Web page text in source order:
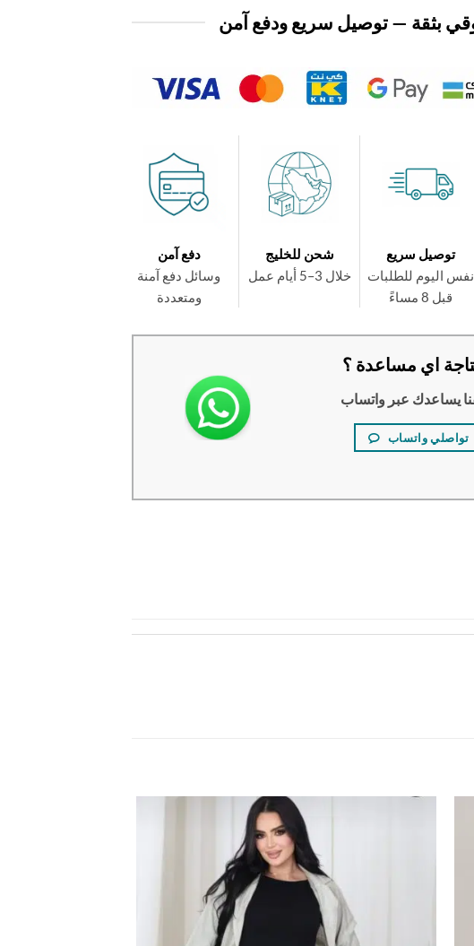
بثقة — توصيل سريع ودفع آمن
توصيل سريع
نفس اليوم للطلبات
قبل 8 مساءً
شحن للخليج
خلال 3–5 أيام عمل
دفع آمن
وسائل دفع آمنة
ومتعددة
اي مساعدة ؟
يساعدك عبر واتساب
تواصلي واتساب